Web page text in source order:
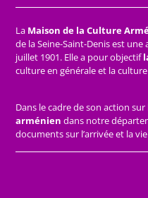
La Maison de la Culture
de la Seine-Saint-Denis est
juillet 1901. Elle a pour objectif
culture en générale et la
Dans le cadre de son action sur
arménien dans notre
documents sur l’arrivée et la